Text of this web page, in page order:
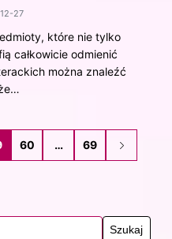
27
które nie tylko
całkowicie odmienić
można znaleźć
60 … 69